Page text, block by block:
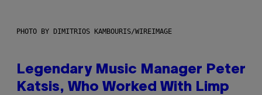
PHOTO BY DIMITRIOS KAMBOURIS/WIREIMAGE
Legendary Music Manager Peter
Katsis, Who Worked With Limp